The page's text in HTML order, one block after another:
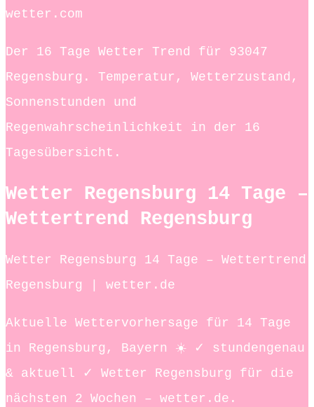
wetter.com
Der 16 Tage Wetter Trend für 93047
Regensburg. Temperatur, Wetterzustand,
Sonnenstunden und
Regenwahrscheinlichkeit in der 16
Tagesübersicht.
Wetter Regensburg 14 Tage –
Wettertrend Regensburg
Wetter Regensburg 14 Tage – Wettertrend
Regensburg | wetter.de
Aktuelle Wettervorhersage für 14 Tage
in Regensburg, Bayern ☀️ ✓ stundengenau
& aktuell ✓ Wetter Regensburg für die
nächsten 2 Wochen – wetter.de.